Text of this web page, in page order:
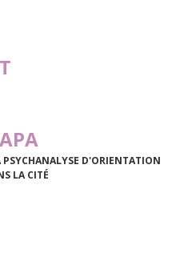
PSYCHANALYSE D'ORIENTATION
LA CITÉ